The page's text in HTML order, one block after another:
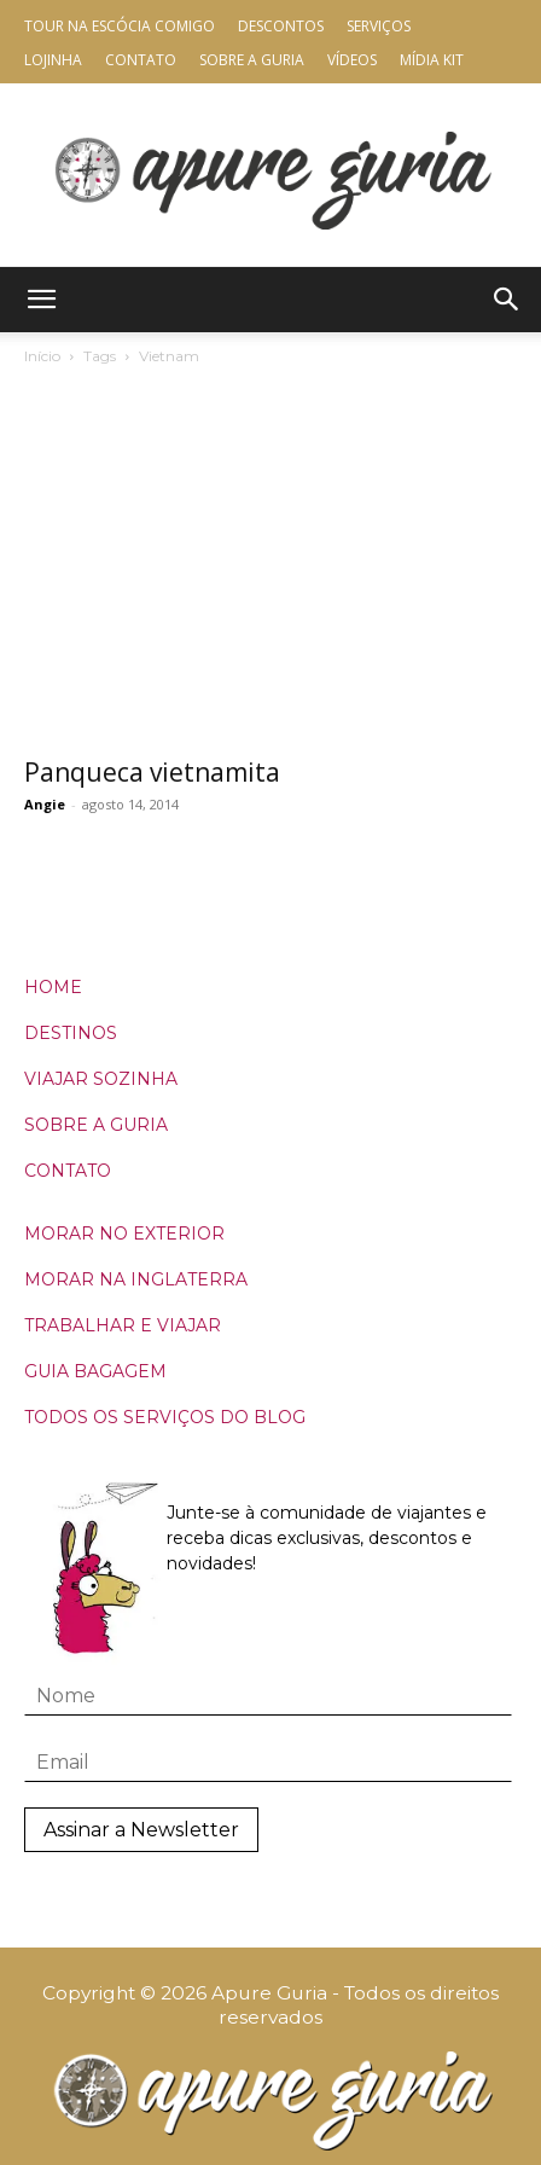
TOUR NA ESCÓCIA COMIGO DESCONTOS
SERVIÇOS
LOJINHA
CONTATO SOBRE A GURIA VÍDEOS MÍDIA KIT
Início Tags Vietnam
Panqueca vietnamita
Angie - agosto 14, 2014
HOME
DESTINOS
VIAJAR SOZINHA
SOBRE A GURIA
CONTATO
MORAR NO EXTERIOR
MORAR NA INGLATERRA
TRABALHAR E VIAJAR
GUIA BAGAGEM
TODOS OS SERVIÇOS DO BLOG
Junte-se à comunidade de viajantes e
receba dicas exclusivas, descontos e
novidades!
Copyright © 2026 Apure Guria - Todos os direitos
reservados